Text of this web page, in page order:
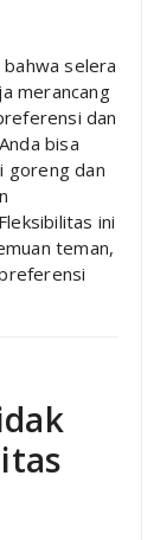
selera
merancang
dan
bisa
goreng dan
ini
teman,